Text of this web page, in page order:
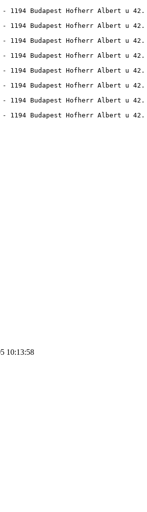
- 1194 Budapest Hofherr Albert u 42.
- 1194 Budapest Hofherr Albert u 42.
- 1194 Budapest Hofherr Albert u 42.
- 1194 Budapest Hofherr Albert u 42.
- 1194 Budapest Hofherr Albert u 42.
- 1194 Budapest Hofherr Albert u 42.
- 1194 Budapest Hofherr Albert u 42.
- 1194 Budapest Hofherr Albert u 42.
10:13:58